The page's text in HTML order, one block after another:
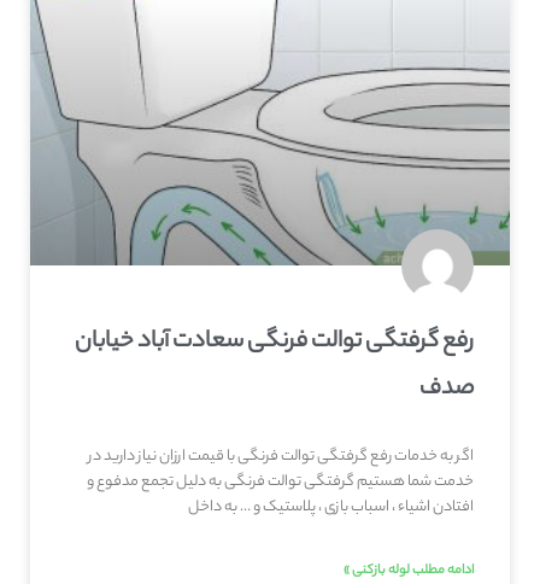
رفع گرفتگی توالت فرنگی سعادت آباد خیابان
صدف
اگر به خدمات رفع گرفتگی توالت فرنگی با قیمت ارزان نیاز دارید در
خدمت شما هستیم گرفتگی توالت فرنگی به دلیل تجمع مدفوع و
افتادن اشیاء ، اسباب بازی ، پلاستیک و … به داخل
ادامه مطلب لوله بازکنی »